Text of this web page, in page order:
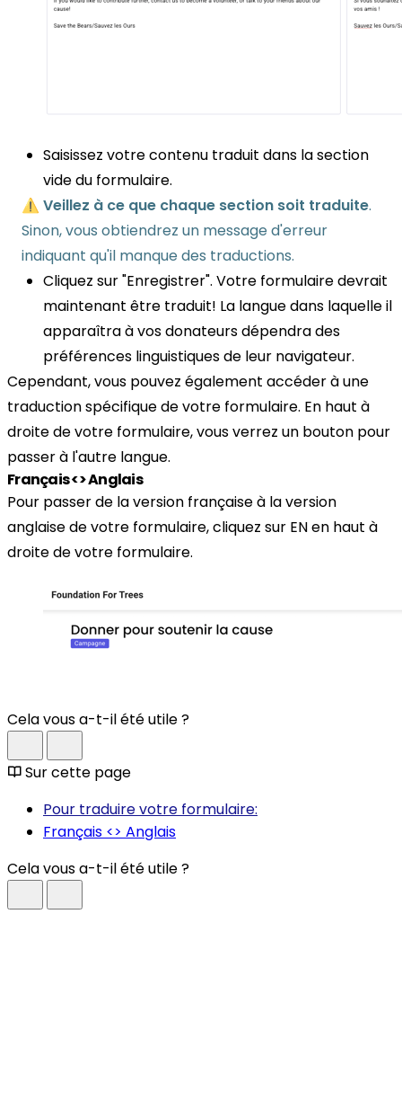
Saisissez votre contenu traduit dans la section
vide du formulaire.
⚠️ Veillez à ce que chaque section soit traduite.
Sinon, vous obtiendrez un message d'erreur
indiquant qu'il manque des traductions.
Cliquez sur "Enregistrer". Votre formulaire devrait
maintenant être traduit! La langue dans laquelle il
apparaîtra à vos donateurs dépendra des
préférences linguistiques de leur navigateur.
Cependant, vous pouvez également accéder à une
traduction spécifique de votre formulaire. En haut à
droite de votre formulaire, vous verrez un bouton pour
passer à l'autre langue.
Français <> Anglais
Pour passer de la version française à la version
anglaise de votre formulaire, cliquez sur EN en haut à
droite de votre formulaire.
Cela vous a-t-il été utile ?
Sur cette page
Pour traduire votre formulaire:
Français <> Anglais
Cela vous a-t-il été utile ?